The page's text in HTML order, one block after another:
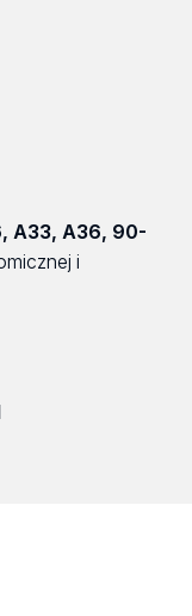
A33, A36, 90-
i